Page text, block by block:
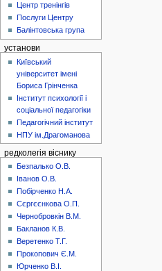
Центр тренінгів
Послуги Центру
Балінтовська група
установи
Київський
університет імені
Бориса Грінченка
Інститут психології і
соціальної педагогіки
Педагогічний інститут
НПУ ім.Драгоманова
редколегія віснику
Безпалько О.В.
Іванов О.В.
Побірченко Н.А.
Сєргєєнкова О.П.
Чернобровкін В.М.
Бакланов К.В.
Веретенко Т.Г.
Прокопович Є.М.
Юрченко В.І.